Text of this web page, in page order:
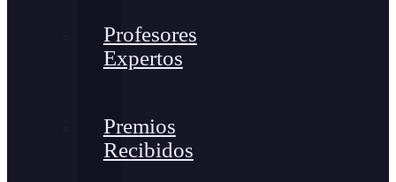
Profesores
Expertos
Premios
Recibidos